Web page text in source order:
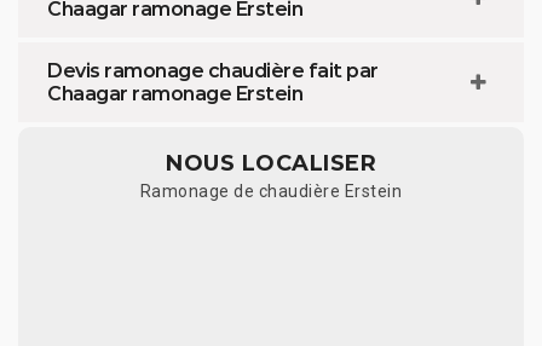
Chaagar ramonage Erstein
Devis ramonage chaudière fait par
Chaagar ramonage Erstein
NOUS LOCALISER
Ramonage de chaudière Erstein